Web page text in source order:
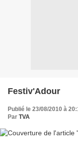
Festiv'Adour
Publié le 23/08/2010 à
Par TVA